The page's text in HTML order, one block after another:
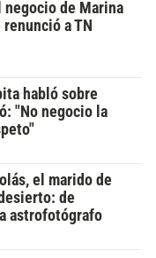
de Marina
a TN
habló sobre
"No negocio la
el marido de
de
astrofotógrafo